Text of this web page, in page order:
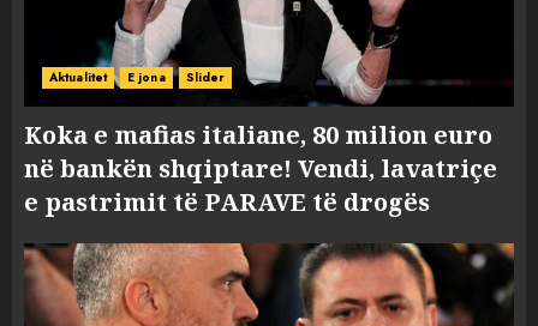
Aktualitet E jona Slider
Koka e mafias italiane, 80 milion euro
në bankën shqiptare! Vendi, lavatriçe
e pastrimit të PARAVE të drogës